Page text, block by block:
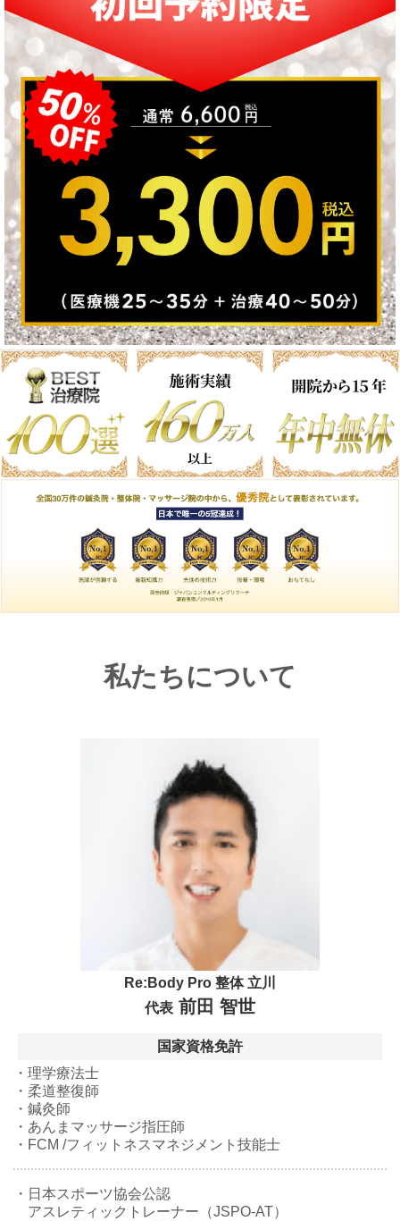
私たちについて
Re:Body Pro 整体 立川
代表 前田 智世
国家資格免許
・理学療法士
・柔道整復師
・鍼灸師
・あんまマッサージ指圧師
・FCM /フィットネスマネジメント技能士
・日本スポーツ協会公認
アスレティックトレーナー（JSPO-AT）